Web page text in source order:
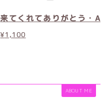
来てくれてありがとう・A
¥1,100
ABOUT ME